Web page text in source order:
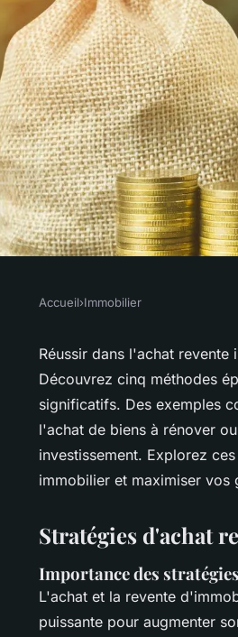
revente
lecture
Accueil›Immobilier
Réussir dans l'achat
Découvrez cinq méthodes
significatifs. Des exemples
l'achat de biens à rénover
investissement. Explorez
immobilier et maximiser vos
Stratégies d'achat
Importance des
L'achat et la revente
puissante pour augmenter